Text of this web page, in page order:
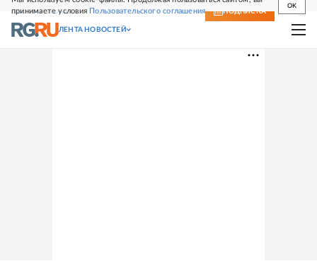
принимаете условия Пользовательского соглашения
OK
СВЕЖИЙ НОМЕР ПОДПИСКА
ЛЕНТА НОВОСТЕЙ